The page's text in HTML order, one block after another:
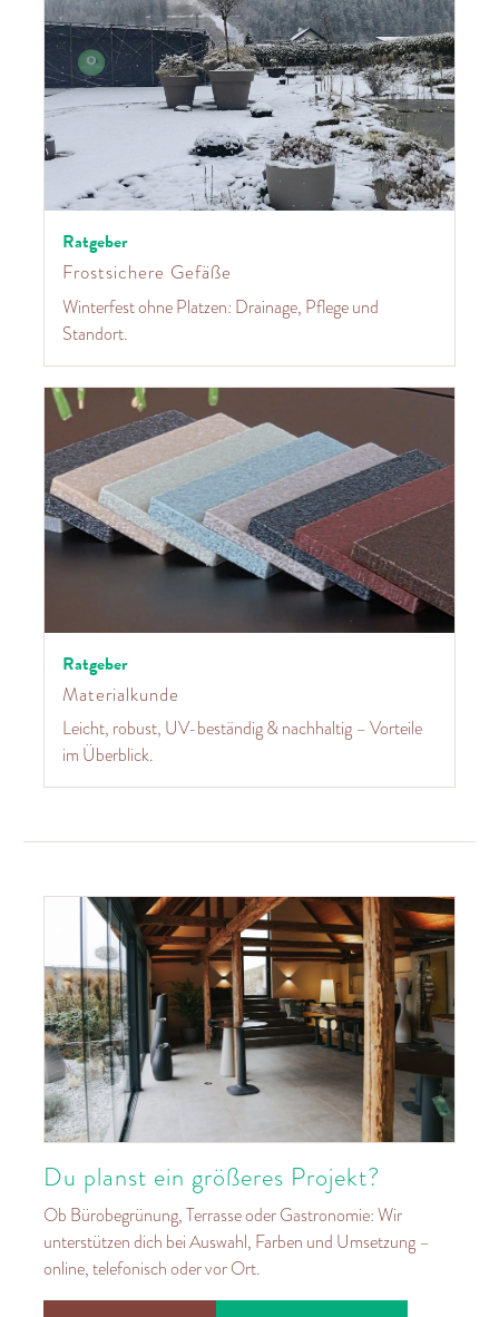
Ratgeber
Frostsichere Gefäße
Winterfest ohne Platzen: Drainage, Pflege und
Standort.
Ratgeber
Materialkunde
Leicht, robust, UV-beständig & nachhaltig – Vorteile
im Überblick.
Du planst ein größeres Projekt?
Ob Bürobegrünung, Terrasse oder Gastronomie: Wir
unterstützen dich bei Auswahl, Farben und Umsetzung –
online, telefonisch oder vor Ort.